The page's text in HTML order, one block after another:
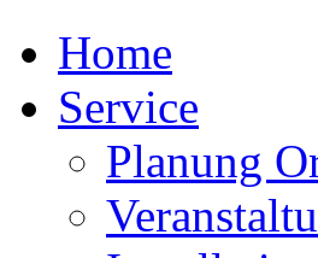
Home
Service
Planung